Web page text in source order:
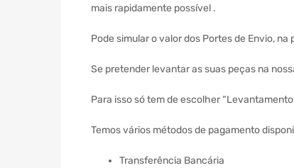
mais rapidamente possível .
Pode simular o valor dos Portes de Envio, na
Se pretender levantar as suas peças na
Para isso só tem de escolher
Temos vários métodos de pagamento
Transferência Bancária